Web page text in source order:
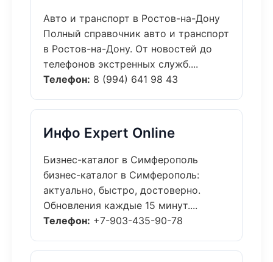
Авто и транспорт в Ростов-на-Дону
Полный справочник авто и транспорт
в Ростов-на-Дону. От новостей до
телефонов экстренных служб....
Телефон: 8 (994) 641 98 43
Инфо Expert Online
Бизнес-каталог в Симферополь
бизнес-каталог в Симферополь:
актуально, быстро, достоверно.
Обновления каждые 15 минут....
Телефон: +7-903-435-90-78